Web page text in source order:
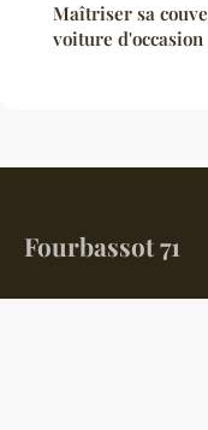
Maîtriser sa
voiture d'occasion
Fourbassot 71